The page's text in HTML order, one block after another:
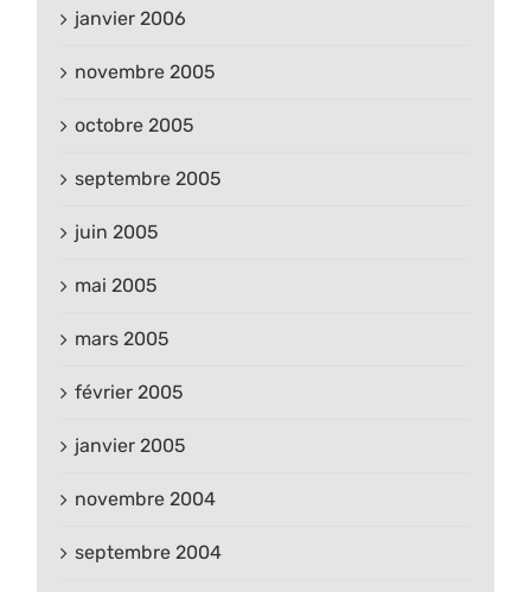
janvier 2006
novembre 2005
octobre 2005
septembre 2005
juin 2005
mai 2005
mars 2005
février 2005
janvier 2005
novembre 2004
septembre 2004